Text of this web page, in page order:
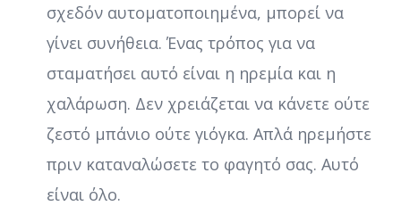
σχεδόν αυτοματοποιημένα, μπορεί να
γίνει συνήθεια. Ένας τρόπος για να
σταματήσει αυτό είναι η ηρεμία και η
χαλάρωση. Δεν χρειάζεται να κάνετε ούτε
ζεστό μπάνιο ούτε γιόγκα. Απλά ηρεμήστε
πριν καταναλώσετε το φαγητό σας. Αυτό
είναι όλο.